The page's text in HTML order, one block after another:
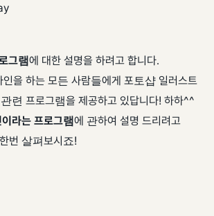
그램에 대한 설명을 하려고 합니다.
을 하는 모든 사람들에게 포토샵 일러스트
련 프로그램을 제공하고 있답니다! 하하^^
라는 프로그램에 관하여 설명 드리려고
번 살펴보시죠!